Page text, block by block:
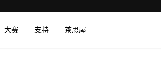
大赛 支持 茶思屋